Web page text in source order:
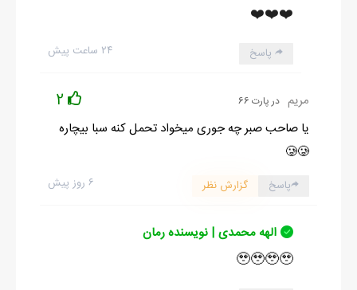
❤️❤️❤️
۲۴ ساعت پیش پاسخ
مریم در پارت 66 2
یا صاحب صبر چه جوری میخواد تحمل کنه سبا بیچاره
🥲🥲
۶ روز پیش پاسخ گزارش نظر
الهه محمدی | نویسنده رمان
🥹🥹🥹🥹